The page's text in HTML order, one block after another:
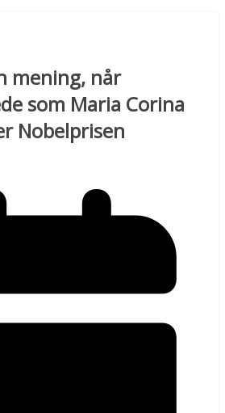
mening, når
som Maria Corina
Nobelprisen